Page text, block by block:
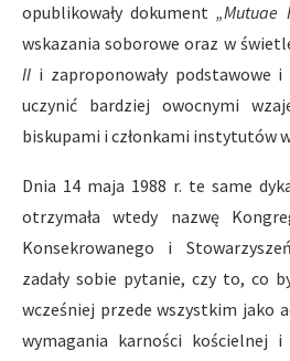
opublikowały dokument„Mutuae
wskazania soborowe oraz w
II i zaproponowały podstawowe
uczynić bardziej owocnymi
biskupami i członkami instytutów
Dnia 14 maja 1988 r. te same
otrzymała wtedy nazwę
Konsekrowanego i
zadały sobie pytanie, czy to, co
wcześniej przede wszystkim jako
wymagania karności kościelnej i